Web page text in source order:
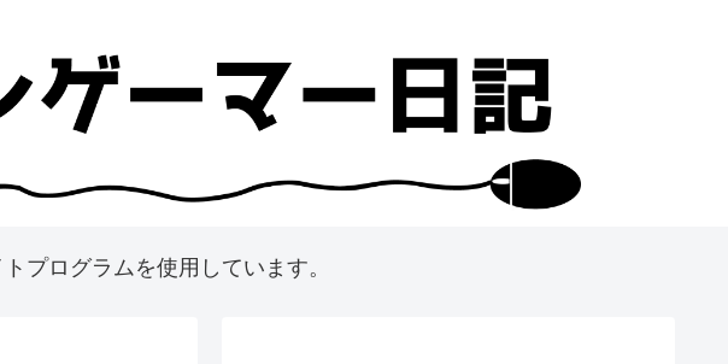
プログラムを使用しています。